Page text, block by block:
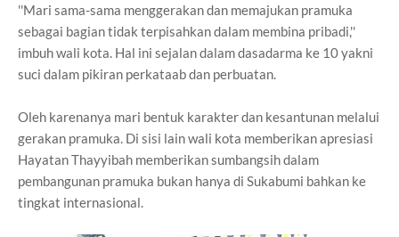
''Mari sama-sama menggerakan dan memajukan pramuka
sebagai bagian tidak terpisahkan dalam membina pribadi,''
imbuh wali kota. Hal ini sejalan dalam dasadarma ke 10 yakni
suci dalam pikiran perkataab dan perbuatan.
Oleh karenanya mari bentuk karakter dan kesantunan melalui
gerakan pramuka. Di sisi lain wali kota memberikan apresiasi
Hayatan Thayyibah memberikan sumbangsih dalam
pembangunan pramuka bukan hanya di Sukabumi bahkan ke
tingkat internasional.